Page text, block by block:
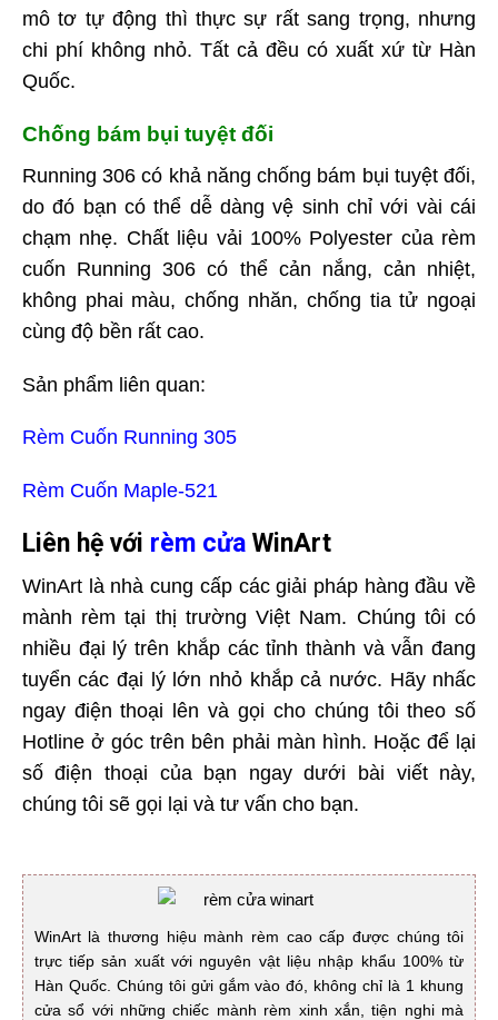
mô tơ tự động thì thực sự rất sang trọng, nhưng
chi phí không nhỏ. Tất cả đều có xuất xứ từ Hàn
Quốc.
Chống bám bụi tuyệt đối
Running 306 có khả năng chống bám bụi tuyệt đối,
do đó bạn có thể dễ dàng vệ sinh chỉ với vài cái
chạm nhẹ. Chất liệu vải 100% Polyester của rèm
cuốn Running 306 có thể cản nắng, cản nhiệt,
không phai màu, chống nhăn, chống tia tử ngoại
cùng độ bền rất cao.
Sản phẩm liên quan:
Rèm Cuốn Running 305
Rèm Cuốn Maple-521
Liên hệ với rèm cửaWinArt
WinArt là nhà cung cấp các giải pháp hàng đầu về
mành rèm tại thị trường Việt Nam. Chúng tôi có
nhiều đại lý trên khắp các tỉnh thành và vẫn đang
tuyển các đại lý lớn nhỏ khắp cả nước. Hãy nhấc
ngay điện thoại lên và gọi cho chúng tôi theo số
Hotline ở góc trên bên phải màn hình. Hoặc để lại
số điện thoại của bạn ngay dưới bài viết này,
chúng tôi sẽ gọi lại và tư vấn cho bạn.
WinArt là thương hiệu mành rèm cao cấp được chúng tôi
trực tiếp sản xuất với nguyên vật liệu nhập khẩu 100% từ
Hàn Quốc. Chúng tôi gửi gắm vào đó, không chỉ là 1 khung
cửa sổ với những chiếc mành rèm xinh xắn, tiện nghi mà